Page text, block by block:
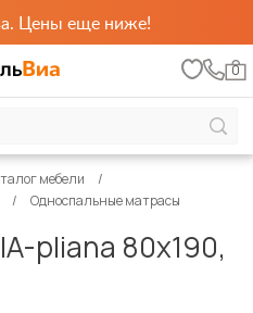
Цены еще ниже!
0
мебели
Односпальные матрасы
pliana 80х190,